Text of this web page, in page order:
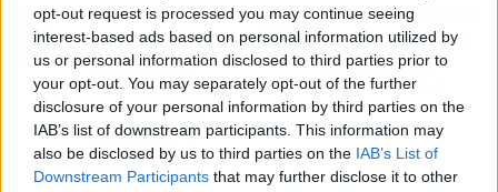
opt-out request is processed you may continue seeing
interest-based ads based on personal information utilized by
us or personal information disclosed to third parties prior to
your opt-out. You may separately opt-out of the further
disclosure of your personal information by third parties on the
IAB’s list of downstream participants. This information may
also be disclosed by us to third parties on the IAB’s List of
Downstream Participants that may further disclose it to other
Artículo anterior
MoonWater embotella
sus productos en
aluminio libres de
plásticos y con un
packaging 100 %
reciclable y reciclado
Artículo siguiente
Enesca sobre los trucos
para comprar una
escalera en el Black
Friday